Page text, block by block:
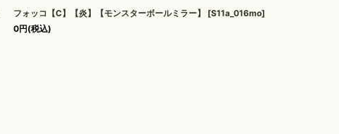
フォッコ【C】【炎】【モンスターボールミラー】 [S11a_016mo]
0円(税込)